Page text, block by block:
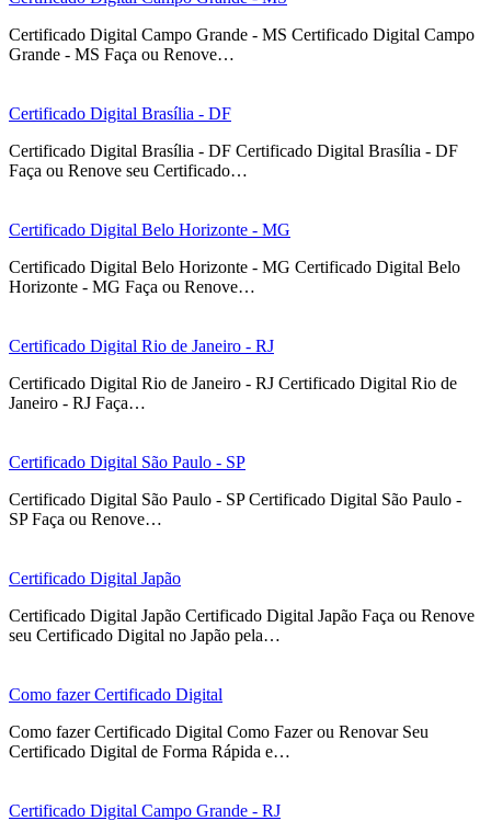
Certificado Digital Campo Grande - MS Certificado Digital Campo
Grande - MS Faça ou Renove…
Certificado Digital Brasília - DF
Certificado Digital Brasília - DF Certificado Digital Brasília - DF
Faça ou Renove seu Certificado…
Certificado Digital Belo Horizonte - MG
Certificado Digital Belo Horizonte - MG Certificado Digital Belo
Horizonte - MG Faça ou Renove…
Certificado Digital Rio de Janeiro - RJ
Certificado Digital Rio de Janeiro - RJ Certificado Digital Rio de
Janeiro - RJ Faça…
Certificado Digital São Paulo - SP
Certificado Digital São Paulo - SP Certificado Digital São Paulo -
SP Faça ou Renove…
Certificado Digital Japão
Certificado Digital Japão Certificado Digital Japão Faça ou Renove
seu Certificado Digital no Japão pela…
Como fazer Certificado Digital
Como fazer Certificado Digital Como Fazer ou Renovar Seu
Certificado Digital de Forma Rápida e…
Certificado Digital Campo Grande - RJ